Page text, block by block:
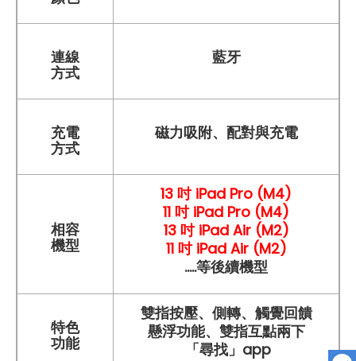
連線
方式
藍牙
充電
方式
磁力吸附、配對與充電
相容
機型
13 吋 iPad Pro (M4)
11 吋 iPad Pro (M4)
13 吋 iPad Air (M2)
11 吋 iPad Air (M2)
.....等後續機型
特色
功能
雙指按壓、側轉、 觸覺回饋
懸浮功能、 雙指互點兩下
「尋找」app